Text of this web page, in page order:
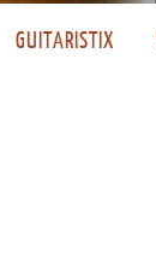
GUITARISTIX